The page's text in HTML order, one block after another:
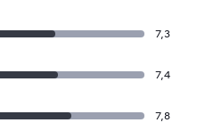
7,3
7,4
7,8